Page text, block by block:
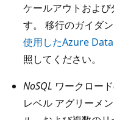
ケールアウトおよ
す。 移行のガイダ
使用したAzure
照してください。
NoSQL ワークロー
レベル アグリーメ